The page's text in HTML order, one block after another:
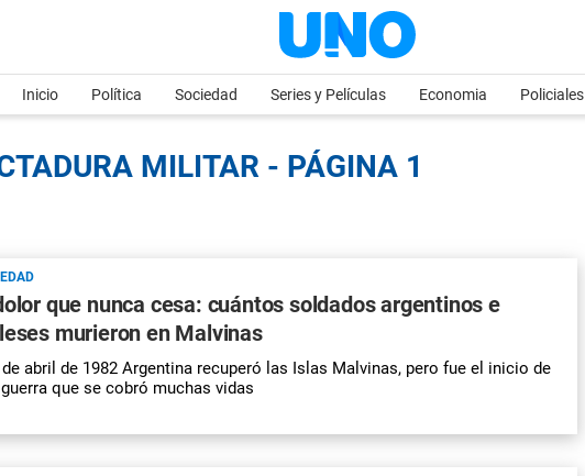
Inicio Política Sociedad Series y Películas Economia Policiales
MILITAR - PÁGINA 1
que nunca cesa: cuántos soldados argentinos e
murieron en Malvinas
de abril de 1982 Argentina recuperó las Islas Malvinas, pero fue el inicio de
que se cobró muchas vidas